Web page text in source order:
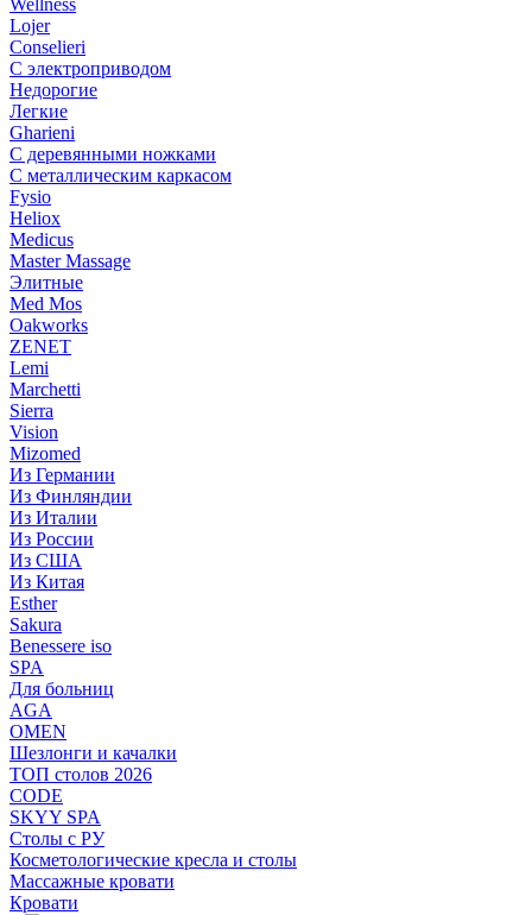
Wellness
Lojer
Conselieri
С электроприводом
Недорогие
Легкие
Gharieni
С деревянными ножками
С металлическим каркасом
Fysio
Heliox
Medicus
Master Massage
Элитные
Med Mos
Oakworks
ZENET
Lemi
Marchetti
Sierra
Vision
Mizomed
Из Германии
Из Финляндии
Из Италии
Из России
Из США
Из Китая
Esther
Sakura
Benessere iso
SPA
Для больниц
AGA
OMEN
Шезлонги и качалки
ТОП столов 2026
CODE
SKYY SPA
Столы с РУ
Косметологические кресла и столы
Массажные кровати
Кровати